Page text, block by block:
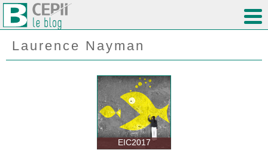
Laurence Nayman
EIC2017